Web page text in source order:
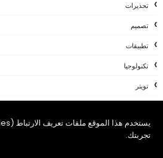
تجربتك.
تحذيرات
تصميم
تطبيقات
تكنولوجيا
تويتر
حصريات